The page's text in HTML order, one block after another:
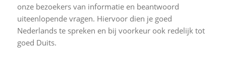
onze bezoekers van informatie en beantwoord
uiteenlopende vragen. Hiervoor dien je goed
Nederlands te spreken en bij voorkeur ook redelijk tot
goed Duits.